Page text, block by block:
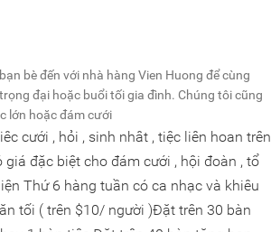
bè đến với nhà hàng Vien Huong để cùng
đại hoặc buổi tối gia đình. Chúng tôi cũng
lớn hoặc đám cưới
cưới , hỏi , sinh nhât , tiệc liên hoan trên
giá đặc biệt cho đám cưới , hội đoàn , tổ
Thứ 6 hàng tuần có ca nhạc và khiêu
tối ( trên $10/ người )Đặt trên 30 bàn